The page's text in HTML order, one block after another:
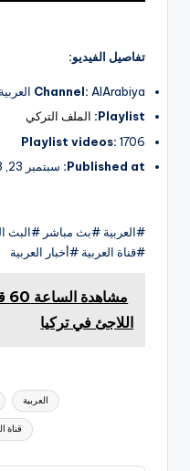
تفاصيل الفيديو:
Channel: AlArabiya العربية
Playlist: الملف التركي
Playlist videos: 1706
Published at: سبتمبر 23, 2023 12:05 م
#العربية #بث مباشر #البث
#قناة العربية #أخبار العربية
اللاجئ في تركيا
العربية
قناة